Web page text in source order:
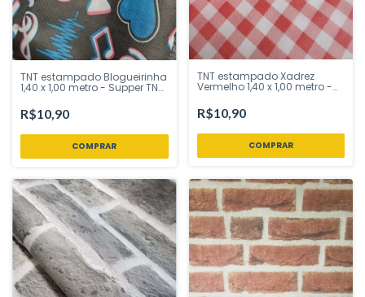
TNT estampado Blogueirinha
1,40 x 1,00 metro - Supper TNT
R$10,90
TNT estampado Xadrez
Vermelho 1,40 x 1,00 metro -
Festa
R$10,90